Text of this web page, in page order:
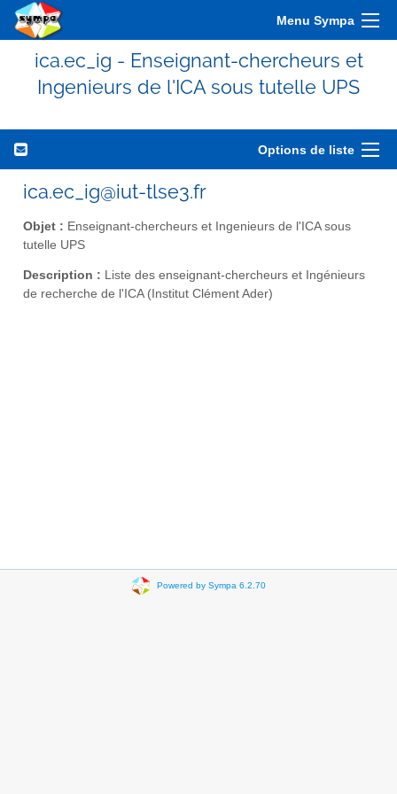
Menu Sympa
ica.ec_ig - Enseignant-chercheurs et
Ingenieurs de l'ICA sous tutelle UPS
Options de liste
ica.ec_ig@iut-tlse3.fr
Objet : Enseignant-chercheurs et Ingenieurs de l'ICA sous
tutelle UPS
Description : Liste des enseignant-chercheurs et Ingénieurs
de recherche de l'ICA (Institut Clément Ader)
Powered by Sympa 6.2.70